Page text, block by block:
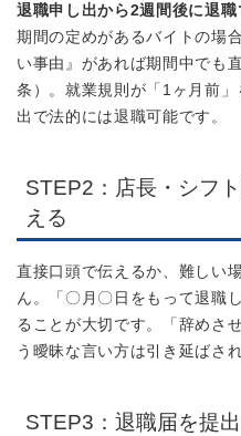
退職申し出から2週間後に退職
期間の定めがあるバイトの場
い事由』があれば期間中でも
条）。就業規則が「1ヶ月前
出で法的には退職可能です。
STEP2：店長・シフ
える
直接口頭で伝えるか、難しい
ん。「〇月〇日をもって退職
ることが大切です。「辞めさ
う曖昧な言い方は引き延ばさ
STEP3：退職届を提